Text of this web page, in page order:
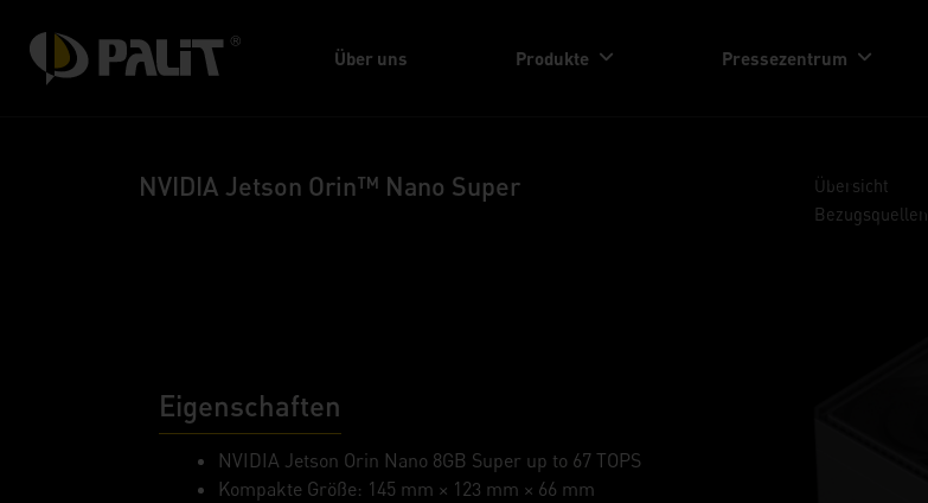
Über uns Produkte Pressezentrum
NVIDIA Jetson Orin™ Nano Super Übersicht
Bezugsquellen
Eigenschaften
NVIDIA Jetson Orin Nano 8GB Super up to 67 TOPS
Kompakte Größe: 145 mm × 123 mm × 66 mm